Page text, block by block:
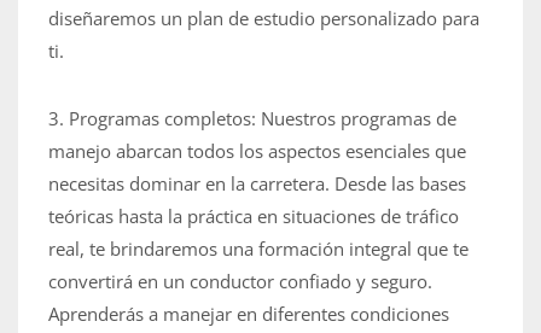
diseñaremos un plan de estudio personalizado para
ti.
3. Programas completos: Nuestros programas de
manejo abarcan todos los aspectos esenciales que
necesitas dominar en la carretera. Desde las bases
teóricas hasta la práctica en situaciones de tráfico
real, te brindaremos una formación integral que te
convertirá en un conductor confiado y seguro.
Aprenderás a manejar en diferentes condiciones